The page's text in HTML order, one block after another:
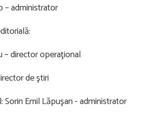
– administrator
– director operaţional
de ştiri
Sorin Emil Lăpuşan - administrator